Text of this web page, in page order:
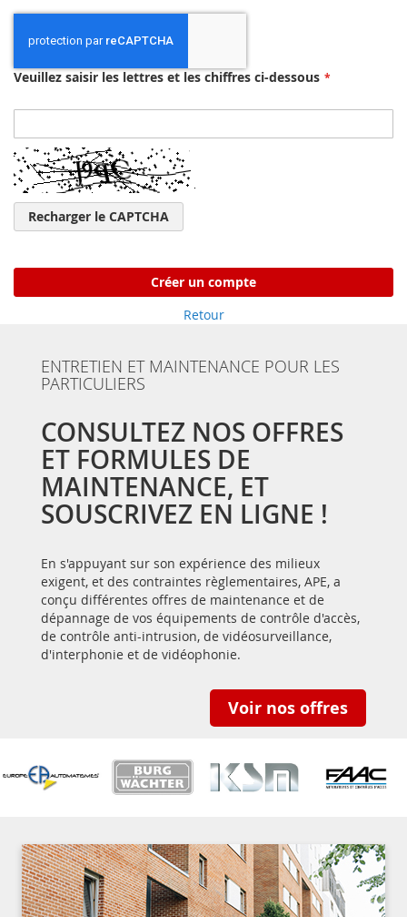
Veuillez saisir les lettres et les chiffres ci-dessous
Recharger le CAPTCHA
Créer un compte
Retour
ENTRETIEN ET MAINTENANCE POUR LES
PARTICULIERS
CONSULTEZ NOS OFFRES
ET FORMULES DE
MAINTENANCE, ET
SOUSCRIVEZ EN LIGNE !
En s'appuyant sur son expérience des milieux
exigent, et des contraintes règlementaires, APE, a
conçu différentes offres de maintenance et de
dépannage de vos équipements de contrôle d'accès,
de contrôle anti-intrusion, de vidéosurveillance,
d'interphonie et de vidéophonie.
Voir nos offres